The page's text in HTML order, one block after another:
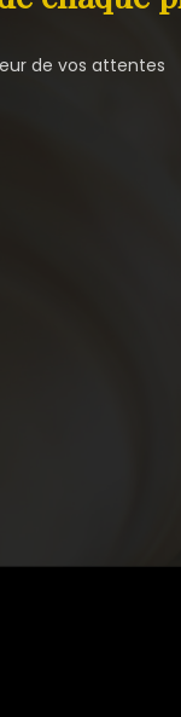
de vos attentes